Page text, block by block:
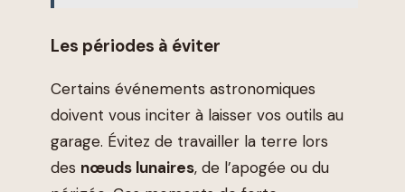
Les périodes à éviter
Certains événements astronomiques
doivent vous inciter à laisser vos outils au
garage. Évitez de travailler la terre lors
des nœuds lunaires, de l’apogée ou du